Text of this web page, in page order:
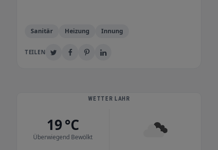
Sanitär Heizung Innung
TEILEN
WETTER LAHR
19 °C
Überwiegend Bewölkt